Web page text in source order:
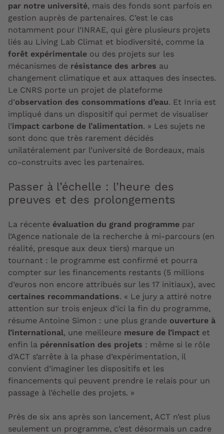
par notre université, mais des fonds sont parfois en
gestion auprès de partenaires. C’est le cas
notamment pour l’INRAE, qui gère plusieurs projets
liés au Living Lab Climat et biodiversité, comme la
forêt expérimentale ou des projets sur les
mécanismes de résistance des arbres au
changement climatique et aux attaques des insectes.
Le CNRS porte un projet de plateforme
d’observation des consommations d’eau. Et Inria est
impliqué dans un dispositif qui permet de visualiser
l’impact carbone de l’alimentation. » Les sujets ne
sont donc que très rarement décidés
unilatéralement par l’université de Bordeaux, mais
co-construits avec les partenaires.
Passer à l’échelle : l’heure des
preuves et des prolongements
La récente évaluation du grand programme par
l’Agence nationale de la recherche à mi-parcours (en
réalité, presque aux deux tiers) marque un
tournant : le programme est confirmé et pourra
compter sur les financements restants (5 millions
d’euros non encore attribués sur les 17 initiaux), avec
certaines recommandations. « Le jury a attiré notre
attention sur trois enjeux d’ici la fin du programme,
résume Antoine Simon : une plus grande ouverture à
l’international, une meilleure mesure de l’impact et
enfin la pérennisation des projets : même si le rôle
d’ACT s’arrête à la phase d’expérimentation, il
convient d’imaginer les dispositifs et les
financements qui peuvent prendre le relais pour un
passage à l’échelle des projets. »
Près de six ans après son lancement, ACT n’est plus
seulement un programme, c’est désormais un cadre